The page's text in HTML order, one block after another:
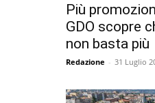
Più
GDO scopre
non basta più
Redazione - 31 Luglio